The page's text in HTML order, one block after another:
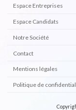
Espace Entreprises
Espace Candidats
Notre Société
Contact
Mentions légales
Politique de